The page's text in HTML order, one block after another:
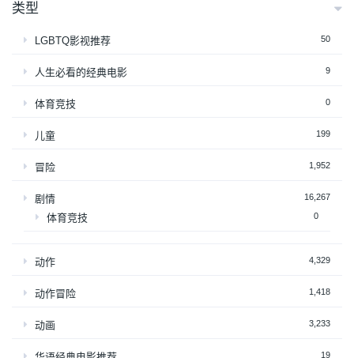
类型
LGBTQ影视推荐 50
人生必看的经典电影 9
体育竞技 0
儿童 199
冒险 1,952
剧情 16,267
体育竞技 0
动作 4,329
动作冒险 1,418
动画 3,233
19